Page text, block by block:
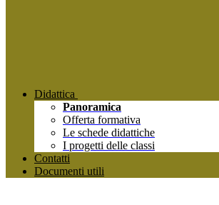
Didattica
Panoramica
Offerta formativa
Le schede didattiche
I progetti delle classi
Contatti
Documenti utili